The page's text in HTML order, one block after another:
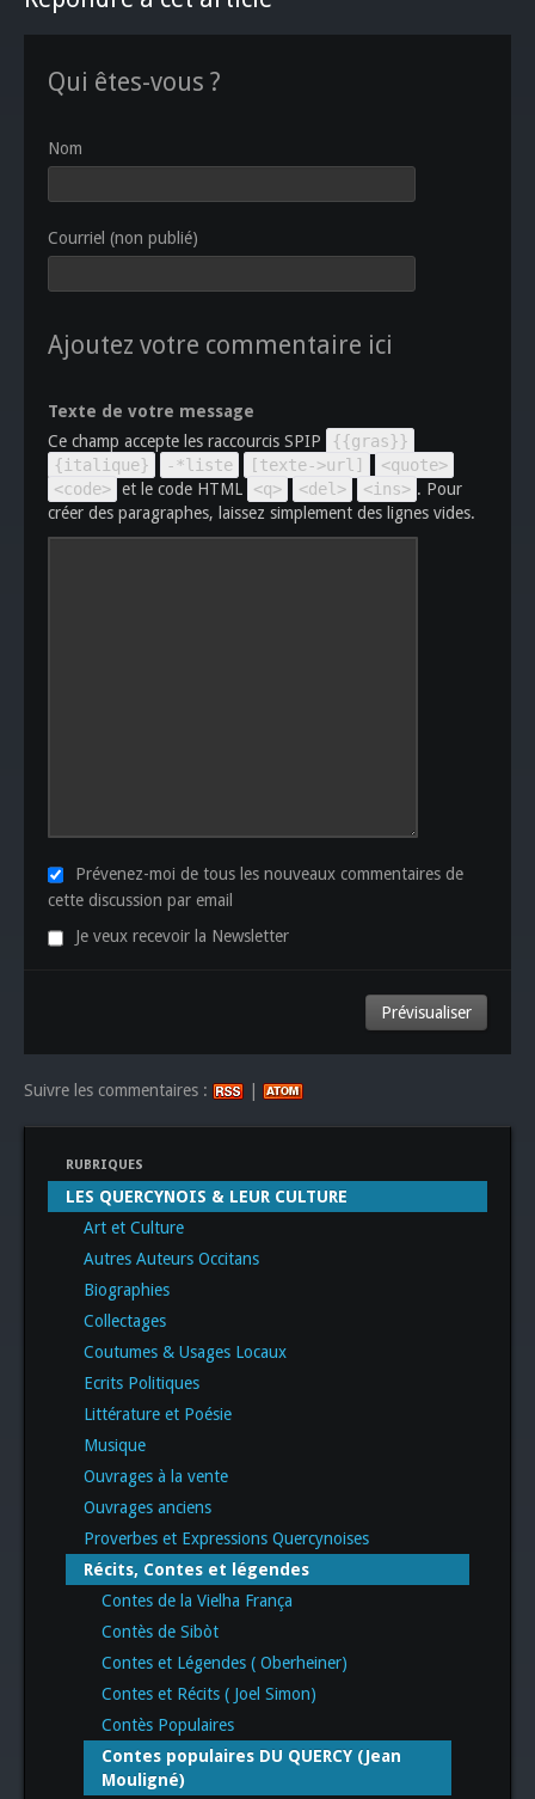
Qui êtes-vous ?
Nom
Courriel (non publié)
Ajoutez votre commentaire ici
Texte de votre message
Ce champ accepte les raccourcis SPIP
{{gras}}
{italique}
-*liste [texte->url]
<quote>
<code> et le code HTML <q> <del> <ins> . Pour
créer des paragraphes, laissez simplement des lignes vides.
Prévenez-moi de tous les nouveaux commentaires de
cette discussion par email
Je veux recevoir la Newsletter
Suivre les commentaires : |
RUBRIQUES
LES QUERCYNOIS & LEUR CULTURE
Art et Culture
Autres Auteurs Occitans
Biographies
Collectages
Coutumes & Usages Locaux
Ecrits Politiques
Littérature et Poésie
Musique
Ouvrages à la vente
Ouvrages anciens
Proverbes et Expressions Quercynoises
Récits, Contes et légendes
Contes de la Vielha França
Contès de Sibòt
Contes et Légendes ( Oberheiner)
Contes et Récits ( Joel Simon)
Contès Populaires
Contes populaires DU QUERCY (Jean
Mouligné)